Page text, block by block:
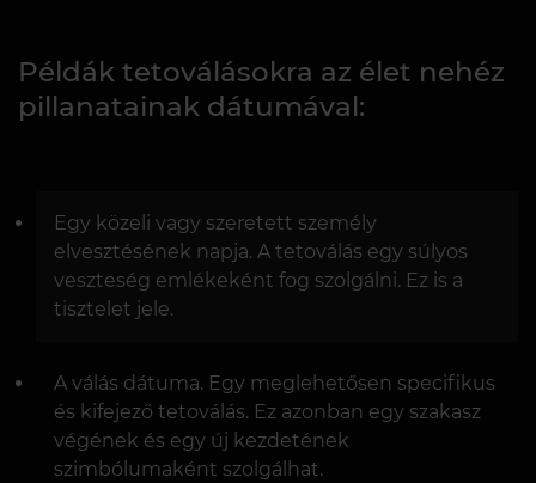
Példák tetoválásokra az élet nehéz
pillanatainak dátumával:
Egy közeli vagy szeretett személy
elvesztésének napja. A tetoválás egy súlyos
veszteség emlékeként fog szolgálni. Ez is a
tisztelet jele.
A válás dátuma. Egy meglehetősen specifikus
és kifejező tetoválás. Ez azonban egy szakasz
végének és egy új kezdetének
szimbólumaként szolgálhat.